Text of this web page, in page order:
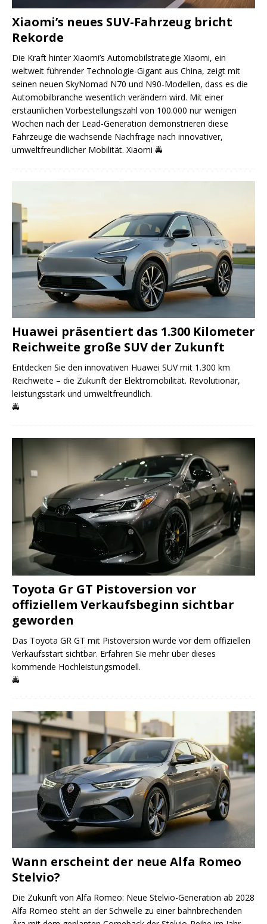
Xiaomi’s neues SUV-Fahrzeug bricht
Rekorde
Die Kraft hinter Xiaomi’s Automobilstrategie Xiaomi, ein
weltweit führender Technologie-Gigant aus China, zeigt mit
seinen neuen SkyNomad N70 und N90-Modellen, dass es die
Automobilbranche wesentlich verändern wird. Mit einer
erstaunlichen Vorbestellungszahl von 100.000 nur wenigen
Wochen nach der Lead-Generation demonstrieren diese
Fahrzeuge die wachsende Nachfrage nach innovativer,
umweltfreundlicher Mobilität. Xiaomi 🚔
Huawei präsentiert das 1.300 Kilometer
Reichweite große SUV der Zukunft
Entdecken Sie den innovativen Huawei SUV mit 1.300 km
Reichweite – die Zukunft der Elektromobilität. Revolutionär,
leistungsstark und umweltfreundlich.
🚔
Toyota Gr GT Pistoversion vor
offiziellem Verkaufsbeginn sichtbar
geworden
Das Toyota GR GT mit Pistoversion wurde vor dem offiziellen
Verkaufsstart sichtbar. Erfahren Sie mehr über dieses
kommende Hochleistungsmodell.
🚔
Wann erscheint der neue Alfa Romeo
Stelvio?
Die Zukunft von Alfa Romeo: Neue Stelvio-Generation ab 2028
Alfa Romeo steht an der Schwelle zu einer bahnbrechenden